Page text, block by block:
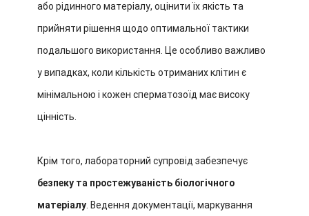
або рідинного матеріалу, оцінити їх якість та
прийняти рішення щодо оптимальної тактики
подальшого використання. Це особливо важливо
у випадках, коли кількість отриманих клітин є
мінімальною і кожен сперматозоїд має високу
цінність.
Крім того, лабораторний супровід забезпечує
безпеку та простежуваність біологічного
матеріалу . Ведення документації, маркування